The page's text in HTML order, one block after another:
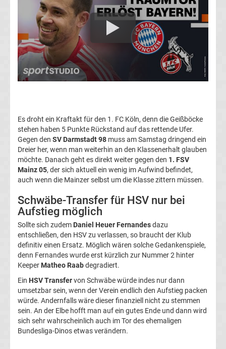
Union
Berlin
Transfergerüchte
FSV
Mainz
05
Transfergerüchte
Alemannia
Aachen
Arminia
Bielefeld
Es droht ein Kraftakt für den 1. FC Köln, denn die Geißböcke
stehen haben 5 Punkte Rückstand auf das rettende Ufer.
Gegen den SV Darmstadt 98 muss am Samstag dringend ein
Dreier her, wenn man weiterhin an den Klassenerhalt glauben
möchte. Danach geht es direkt weiter gegen den 1. FSV
Mainz 05, der sich aktuell ein wenig im Aufwind befindet,
auch wenn die Mainzer selbst um die Klasse zittern müssen.
Schwäbe-Transfer für HSV nur bei
Aufstieg möglich
Sollte sich zudem Daniel Heuer Fernandesdazu
entschließen, den HSV zu verlassen, so braucht der Klub
definitiv einen Ersatz. Möglich wären solche Gedankenspiele,
denn Fernandes wurde erst kürzlich zur Nummer 2 hinter
Keeper Matheo Raabdegradiert.
Ein HSV Transfervon Schwäbe würde indes nur dann
umsetzbar sein, wenn der Verein endlich den Aufstieg packen
würde. Andernfalls wäre dieser finanziell nicht zu stemmen
sein. An der Elbe hofft man auf ein gutes Ende und dann wird
sich sehr wahrscheinlich auch im Tor des ehemaligen
Bundesliga-Dinos etwas verändern.